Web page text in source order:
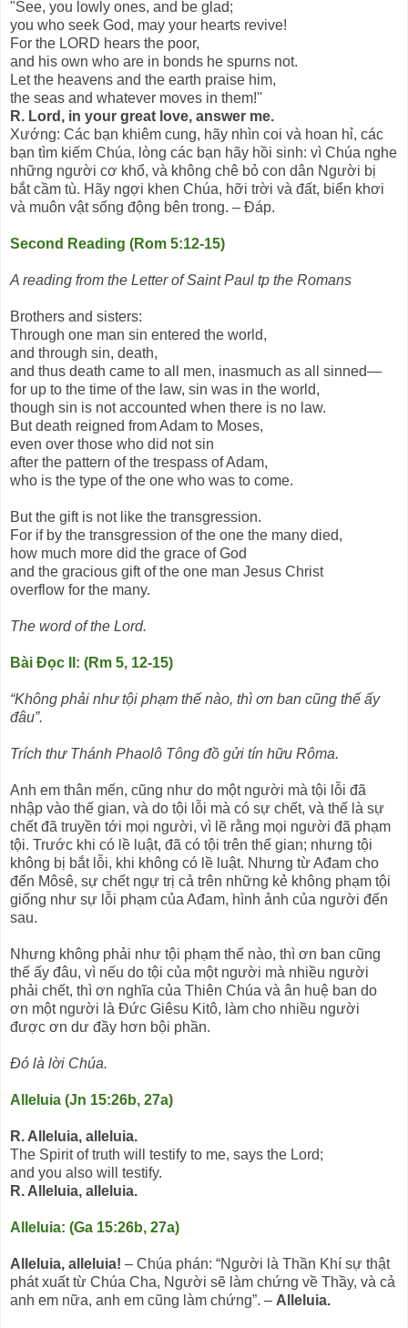
"See, you lowly ones, and be glad;
you who seek God, may your hearts revive!
For the LORD hears the poor,
and his own who are in bonds he spurns not.
Let the heavens and the earth praise him,
the seas and whatever moves in them!''
R. Lord, in your great love, answer me.
Xướng: Các bạn khiêm cung, hãy nhìn coi và hoan hỉ, các
bạn tìm kiếm Chúa, lòng các bạn hãy hồi sinh: vì Chúa nghe
những người cơ khổ, và không chê bỏ con dân Người bị
bắt cầm tù. Hãy ngợi khen Chúa, hỡi trời và đất, biển khơi
và muôn vật sống động bên trong. – Ðáp.
Second Reading (Rom 5:12-15)
A reading from the Letter of Saint Paul tp the Romans
Brothers and sisters:
Through one man sin entered the world,
and through sin, death,
and thus death came to all men, inasmuch as all sinned—
for up to the time of the law, sin was in the world,
though sin is not accounted when there is no law.
But death reigned from Adam to Moses,
even over those who did not sin
after the pattern of the trespass of Adam,
who is the type of the one who was to come.
But the gift is not like the transgression.
For if by the transgression of the one the many died,
how much more did the grace of God
and the gracious gift of the one man Jesus Christ
overflow for the many.
The word of the Lord.
Bài Ðọc II: (Rm 5, 12-15)
“Không phải như tội phạm thế nào, thì ơn ban cũng thế ấy
đâu”.
Trích thư Thánh Phaolô Tông đồ gửi tín hữu Rôma.
Anh em thân mến, cũng như do một người mà tội lỗi đã
nhập vào thế gian, và do tội lỗi mà có sự chết, và thế là sự
chết đã truyền tới mọi người, vì lẽ rằng mọi người đã phạm
tội. Trước khi có lề luật, đã có tội trên thế gian; nhưng tội
không bị bắt lỗi, khi không có lề luật. Nhưng từ Ađam cho
đến Môsê, sự chết ngự trị cả trên những kẻ không phạm tội
giống như sự lỗi phạm của Ađam, hình ảnh của người đến
sau.
Nhưng không phải như tội phạm thế nào, thì ơn ban cũng
thế ấy đâu, vì nếu do tội của một người mà nhiều người
phải chết, thì ơn nghĩa của Thiên Chúa và ân huệ ban do
ơn một người là Ðức Giêsu Kitô, làm cho nhiều người
được ơn dư đầy hơn bội phần.
Ðó là lời Chúa.
Alleluia (Jn 15:26b, 27a)
R. Alleluia, alleluia.
The Spirit of truth will testify to me, says the Lord;
and you also will testify.
R. Alleluia, alleluia.
Alleluia: (Ga 15:26b, 27a)
Alleluia, alleluia! – Chúa phán: “Người là Thần Khí sự thật
phát xuất từ Chúa Cha, Người sẽ làm chứng về Thầy, và cả
anh em nữa, anh em cũng làm chứng”. – Alleluia.